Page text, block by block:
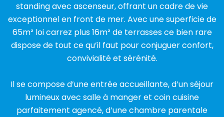
standing avec ascenseur, offrant un cadre de vie
exceptionnel en front de mer. Avec une superficie de
65m² loi carrez plus 16m² de terrasses ce bien rare
dispose de tout ce qu’il faut pour conjuguer confort,
convivialité et sérénité.
Il se compose d’une entrée accueillante, d’un séjour
lumineux avec salle à manger et coin cuisine
parfaitement agencé, d’une chambre parentale